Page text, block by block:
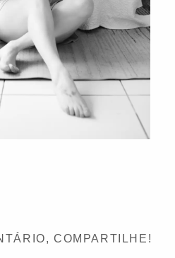
COMPARTILHE!